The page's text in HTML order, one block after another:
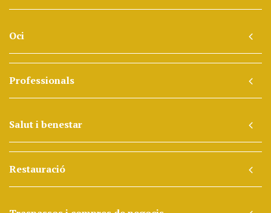
Oci
Professionals
Salut i benestar
Restauració